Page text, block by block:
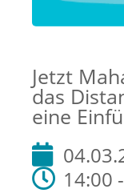
Jetzt
das
eine
14:00